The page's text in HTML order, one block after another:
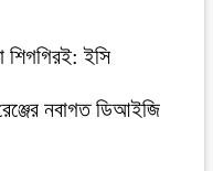
শিগগিরই: ইসি
নবাগত ডিআইজি